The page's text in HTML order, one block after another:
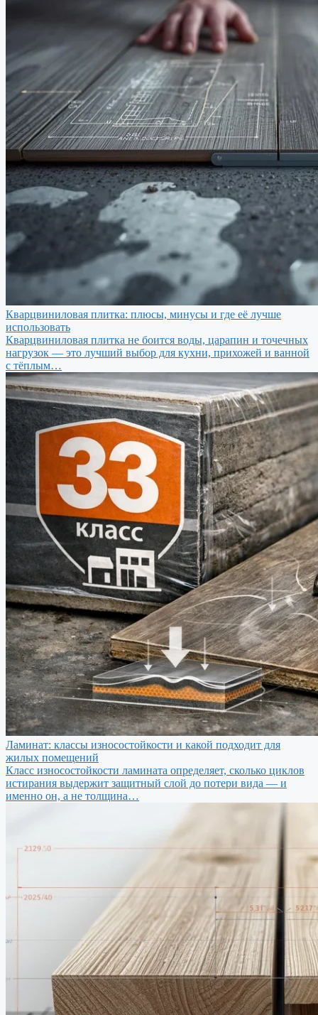
Кварцвиниловая плитка: плюсы, минусы и где её лучше
использовать
Кварцвиниловая плитка не боится воды, царапин и точечных
нагрузок — это лучший выбор для кухни, прихожей и ванной
с тёплым…
Ламинат: классы износостойкости и какой подходит для
жилых помещений
Класс износостойкости ламината определяет, сколько циклов
истирания выдержит защитный слой до потери вида — и
именно он, а не толщина…